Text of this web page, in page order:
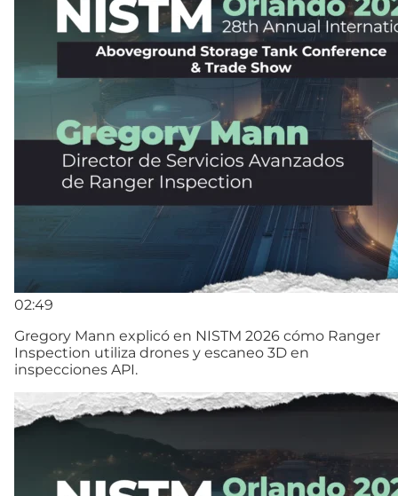
02:49
Gregory Mann explicó en NISTM 2026 cómo Ranger
Inspection utiliza drones y escaneo 3D en
inspecciones API.